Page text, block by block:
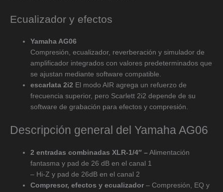
Ecualizador y efectos
Yamaha AG06
Compresión, ecualizador, reverberación y simulador de
amplificador integrados con valores predeterminados que
se ajustan mediante software compatible.
escarlata 2i2 El modo AIR agrega un refuerzo de
frecuencia superior, pero Scarlett 2i2 depende de su
software de grabación para efectos y compresión.
Descripción general del Yamaha AG06
2 entradas combinadas XLR-1/4″– Alimentación
fantasma y pad de 26 dB en el canal 1
– Hi-Z y pad de 26dB en el canal 2
Compresor, efectos y ecualizador– Compresión, EQ y